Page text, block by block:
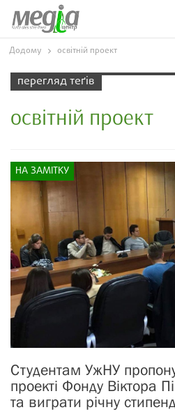
Додому освітній проект
перегляд теґів
освітній проект
НА ЗАМІТКУ
Студентам УжНУ
проекті Фонду Віктора
та виграти річну